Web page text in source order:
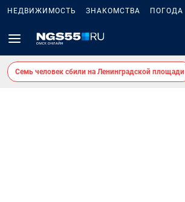
НЕДВИЖИМОСТЬ ЗНАКОМСТВА ПОГОДА
Семь человек сбили на Ленинградской площади